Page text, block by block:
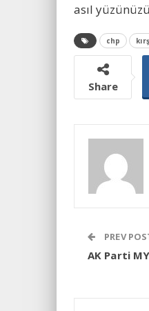
asıl
chp
Share
PREV
AK Parti